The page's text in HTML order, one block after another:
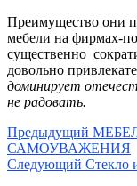
Преимущество они
мебели на фирмах-
существенно
довольно
доминирует
не радовать.
Предыдущий
САМОУВАЖЕНИЯ
Следующий Стекло